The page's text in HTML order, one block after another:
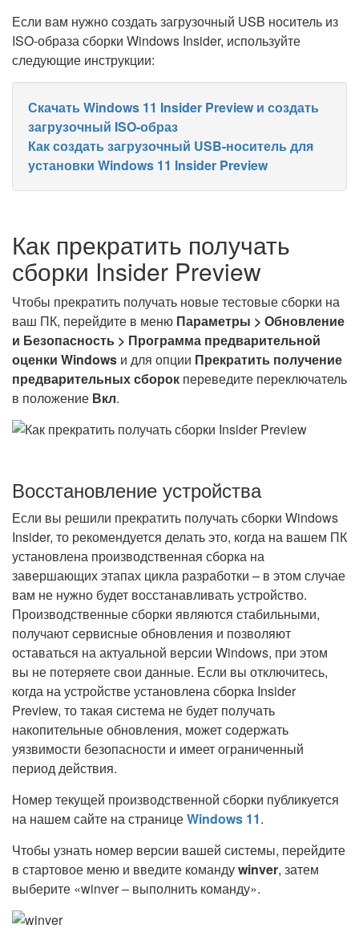
Если вам нужно создать загрузочный USB носитель из
ISO-образа сборки Windows Insider, используйте
следующие инструкции:
Скачать Windows 11 Insider Preview и создать
загрузочный ISO-образ
Как создать загрузочный USB-носитель для
установки Windows 11 Insider Preview
Как прекратить получать
сборки Insider Preview
Чтобы прекратить получать новые тестовые сборки на
ваш ПК, перейдите в меню Параметры > Обновление
и Безопасность > Программа предварительной
оценки Windows и для опции Прекратить получение
предварительных сборок переведите переключатель
в положение Вкл.
Восстановление устройства
Если вы решили прекратить получать сборки Windows
Insider, то рекомендуется делать это, когда на вашем ПК
установлена производственная сборка на
завершающих этапах цикла разработки – в этом случае
вам не нужно будет восстанавливать устройство.
Производственные сборки являются стабильными,
получают сервисные обновления и позволяют
оставаться на актуальной версии Windows, при этом
вы не потеряете свои данные. Если вы отключитесь,
когда на устройстве установлена сборка Insider
Preview, то такая система не будет получать
накопительные обновления, может содержать
уязвимости безопасности и имеет ограниченный
период действия.
Номер текущей производственной сборки публикуется
на нашем сайте на страницеWindows 11.
Чтобы узнать номер версии вашей системы, перейдите
в стартовое меню и введите командуwinver, затем
выберите «winver – выполнить команду».